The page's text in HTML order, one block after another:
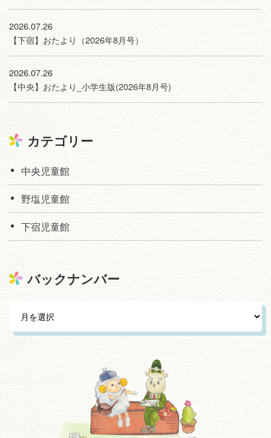
2026.07.26
【下宿】おたより（2026年8月号）
2026.07.26
【中央】おたより_小学生版(2026年8月号)
カテゴリー
中央児童館
野塩児童館
下宿児童館
バックナンバー